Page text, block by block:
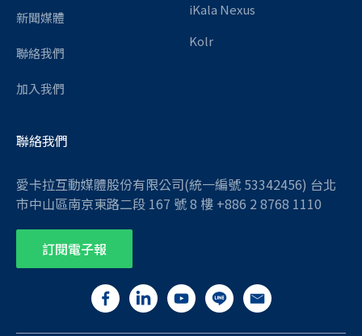
新聞媒體
聯絡我們
加入我們
iKala Nexus
Kolr
聯絡我們
愛卡拉互動媒體股份有限公司(統一編號 53342456) 台北
市中山區南京東路二段 167 號 8 樓 +886 2 8768 1110
訂閱電子報